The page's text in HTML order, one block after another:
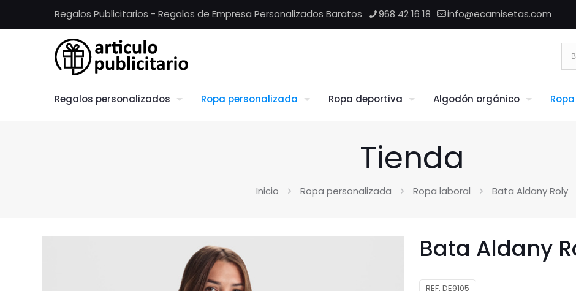
Regalos Publicitarios - Regalos de Empresa Personalizados Baratos 968 42 16 18 info@ecamisetas.com
Regalos personalizados Ropa personalizada Ropa deportiva Algodón orgánico
Tienda
Inicio Ropa personalizada Ropa laboral Bata Aldany Roly
Bata Aldany
REF: DE9105